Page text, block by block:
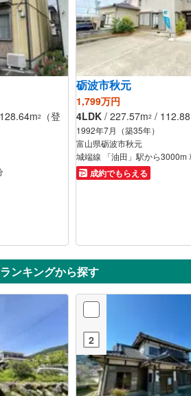
2
（登
砺波市秋元
1,799万円
4LDK / 227.57m2 /
1992年7月（築35年）
富山県砺波市秋元
成約でもらえる
ンキングから探す
2